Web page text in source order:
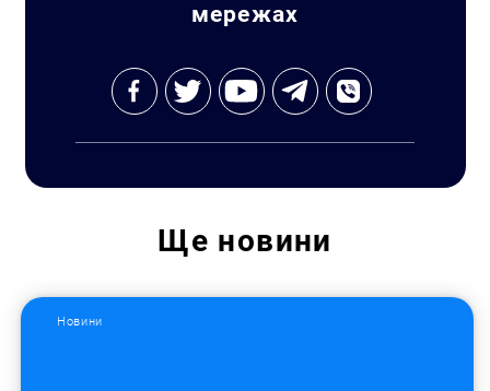
мережах
Ще новини
Новини